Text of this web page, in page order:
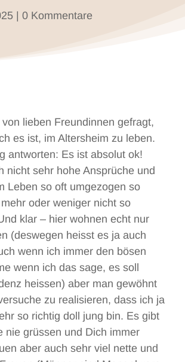
| 0 Kommentare
lieben Freundinnen gefragt,
es ist, im Altersheim zu leben.
antworten: Es ist absolut ok!
nicht sehr hohe Ansprüche und
Leben so oft umgezogen so
oder weniger nicht so
klar – hier wohnen echt nur
(deswegen heisst es ja auch
wenn ich immer den bösen
wenn ich das sage, es soll
heissen) aber man gewöhnt
zu realisieren, dass ich ja
so richtig doll jung bin. Es gibt
nie grüssen und Dich immer
aber auch sehr viel nette und